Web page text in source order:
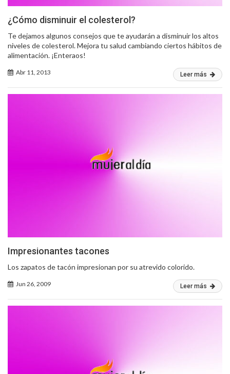
¿Cómo disminuir el colesterol?
Te dejamos algunos consejos que te ayudarán a disminuir los altos
niveles de colesterol. Mejora tu salud cambiando ciertos hábitos de
alimentación. ¡Enteraos!
Abr 11, 2013 Leer más
Impresionantes tacones
Los zapatos de tacón impresionan por su atrevido colorido.
Jun 26, 2009 Leer más